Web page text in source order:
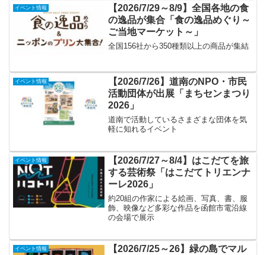
どを体験するイベント。普段はな...
イベント情報
【2026/7/29～8/9】全国各地の食
の逸品が集合「食の逸品めぐり～
ご当地マーケット～」
全国156社から350種類以上の商品が集結
イベント情報
【2026/7/26】道南のNPO・市民
活動団体が出展「まちセンまつり
2026」
道南で活動しているさまざまな団体を気
軽に知れるイベント
イベント情報
【2026/7/27～8/4】はこだてを旅
する芸術祭「はこだてトリエンナ
ーレ2026」
約20組の作家による絵画、写真、書、服
飾、映像など多彩な作品を函館市電沿線
の会場で展示
イベント情報
【2026/7/25～26】緑の島でマル